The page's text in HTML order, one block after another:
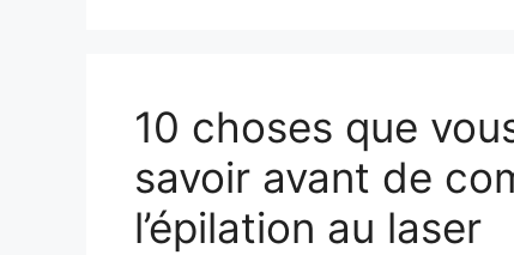
10 choses que
savoir avant de
l’épilation au laser